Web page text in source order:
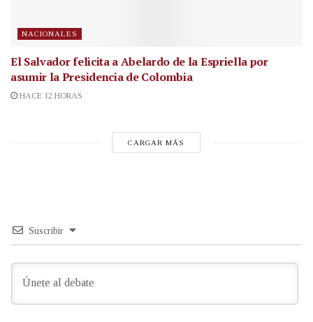
NACIONALES
El Salvador felicita a Abelardo de la Espriella por
asumir la Presidencia de Colombia
HACE 12 HORAS
CARGAR MÁS
Suscribir